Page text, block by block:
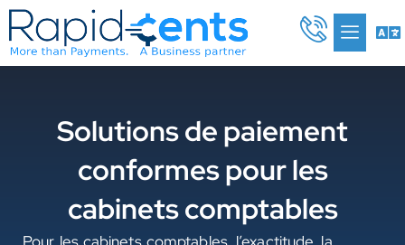
Aller
au
contenu
Solutions de paiement
conformes pour les
cabinets comptables